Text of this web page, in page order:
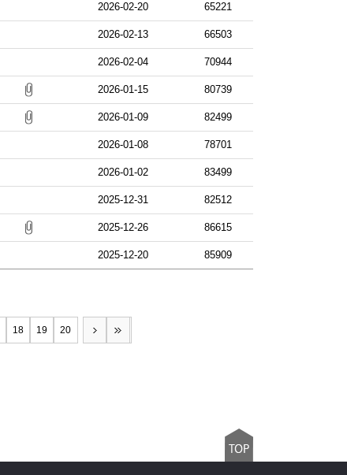
2026-02-20 65221
2026-02-13 66503
2026-02-04 70944
2026-01-15 80739
2026-01-09 82499
2026-01-08 78701
2026-01-02 83499
2025-12-31 82512
2025-12-26 86615
2025-12-20 85909
18 19 20